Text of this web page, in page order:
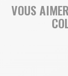
VOUS